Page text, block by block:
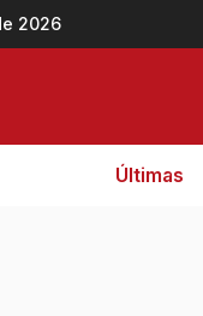
2026
Últimas